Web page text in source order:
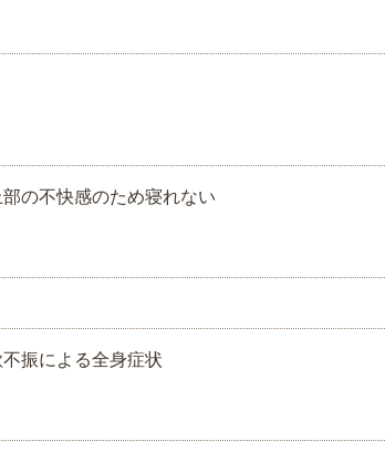
の不快感のため寝れない
振による全身症状